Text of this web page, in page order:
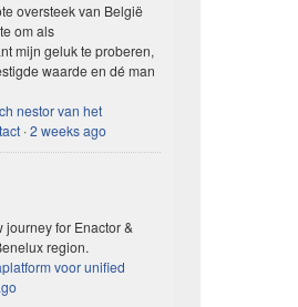
oversteek van België
om als
mijn geluk te proberen,
waarde en dé man
nestor van het
·2 weeks ago
for Enactor &
region.
voor unified